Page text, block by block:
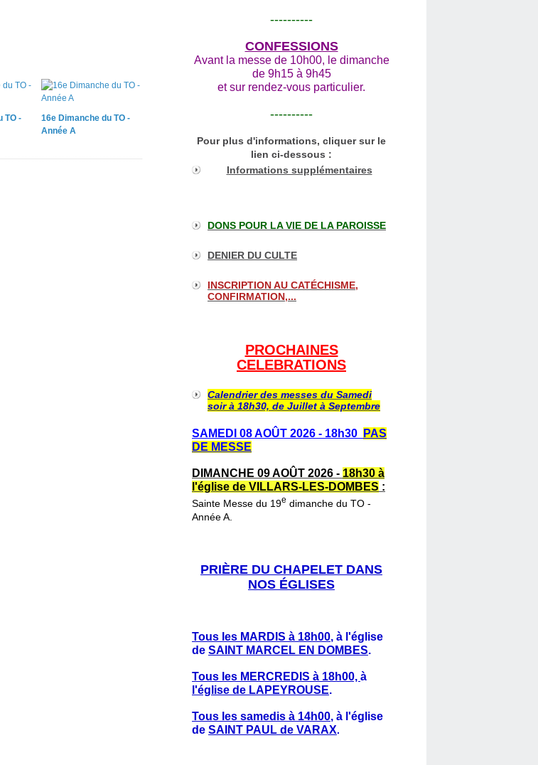
TO -
16e Dimanche du TO -
Année A
----------
CONFESSIONS
Avant la messe de 10h00, le dimanche
de 9h15 à 9h45
et sur rendez-vous particulier.
----------
Pour plus d'informations, cliquer sur le
lien ci-dessous :
Informations supplémentaires
DONS POUR LA VIE DE LA PAROISSE
DENIER DU CULTE
INSCRIPTION AU CATÉCHISME,
CONFIRMATION,...
PROCHAINES
CELEBRATIONS
Calendrier des messes du Samedi
soir à 18h30, de Juillet à Septembre
SAMEDI 08 AOÛT 2026 - 18h30
PAS
DE MESSE
DIMANCHE 09 AOÛT 2026 - 18h30 à
l'église de VILLARS-LES-DOMBES :
Sainte Messe du 19e dimanche du TO -
Année A.
PRIÈRE DU CHAPELET DANS
NOS ÉGLISES
Tous les MARDIS à 18h00, à l'église
de SAINT MARCEL EN DOMBES.
Tous les MERCREDIS à 18h00, à
l'église de LAPEYROUSE.
Tous les samedis à 14h00, à l'église
de SAINT PAUL de VARAX.